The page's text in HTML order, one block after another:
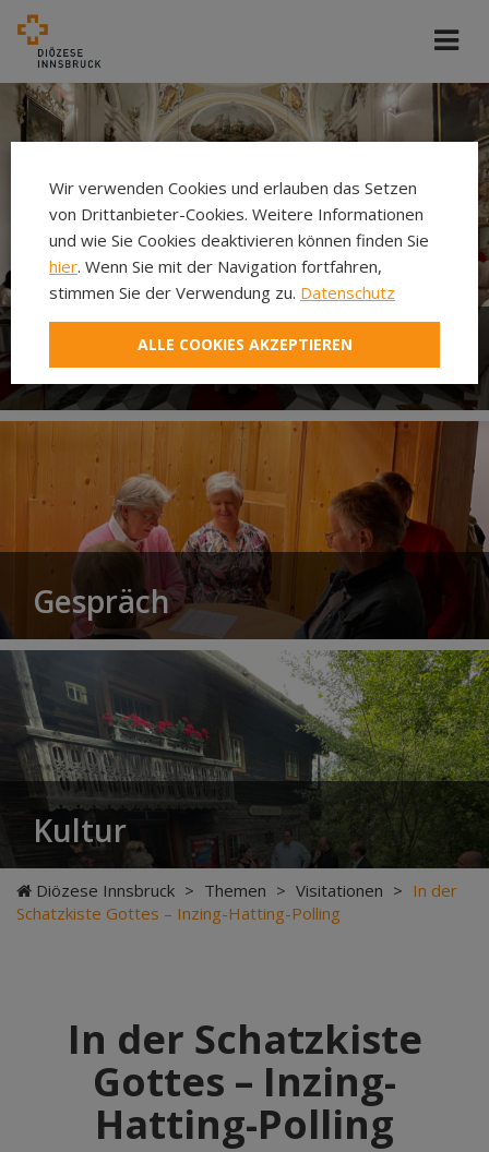
Gottesdienst
Gespräch
Kultur
Diözese Innsbruck > Themen > Visitationen > In der
Schatzkiste Gottes – Inzing-Hatting-Polling
In der Schatzkiste
Gottes – Inzing-
Hatting-Polling
Wir verwenden Cookies und erlauben das Setzen
von Drittanbieter-Cookies. Weitere Informationen
und wie Sie Cookies deaktivieren können finden Sie
hier. Wenn Sie mit der Navigation fortfahren,
stimmen Sie der Verwendung zu. Datenschutz
ALLE COOKIES AKZEPTIEREN